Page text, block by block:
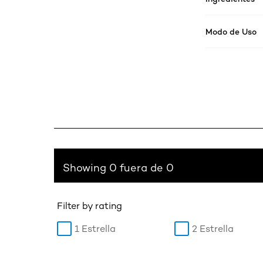
Modo de Uso
Showing 0 fuera de 0
Filter by rating
1 Estrella 2 Estrella